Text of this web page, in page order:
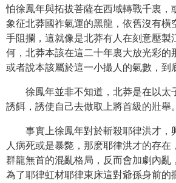
怕徐鳳年與拓拔菩薩在西域轉戰千裏，
象征北莽國祚氣運的黑龍，依舊沒有橫
手阻攔，這就像是北莽有人在刻意壓製
何，北莽本該在這二十年裏大放光彩的
或者說本該屬於這一小撮人的氣數，到
徐鳳年並非不知道，北莽是在以太
誘餌，誘使自己去做取上將首級的壯舉。
事實上徐鳳年對於斬殺耶律洪才，
人病死或是暴斃，那麽耶律洪才的存在
群龍無首的混亂格局，反而會加劇內亂
為了耶律虹材耶律東床這對爺孫身前的